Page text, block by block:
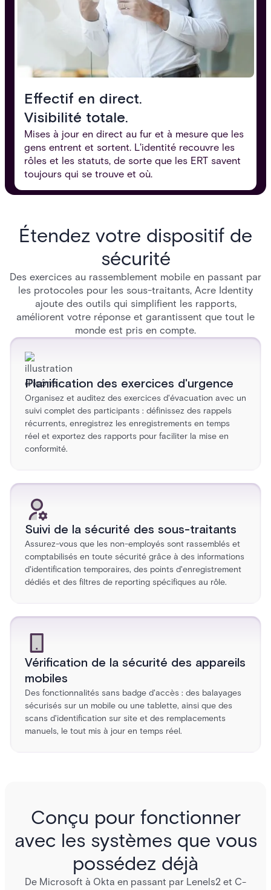
Effectif en direct.
Visibilité totale.
Mises à jour en direct au fur et à mesure que les
gens entrent et sortent. L'identité recouvre les
rôles et les statuts, de sorte que les ERT savent
toujours qui se trouve et où.
Étendez votre dispositif de
sécurité
Des exercices au rassemblement mobile en passant par
les protocoles pour les sous-traitants, Acre Identity
ajoute des outils qui simplifient les rapports,
améliorent votre réponse et garantissent que tout le
monde est pris en compte.
Planification des exercices d'urgence
Organisez et auditez des exercices d'évacuation avec un
suivi complet des participants : définissez des rappels
récurrents, enregistrez les enregistrements en temps
réel et exportez des rapports pour faciliter la mise en
conformité.
Suivi de la sécurité des sous-traitants
Assurez-vous que les non-employés sont rassemblés et
comptabilisés en toute sécurité grâce à des informations
d'identification temporaires, des points d'enregistrement
dédiés et des filtres de reporting spécifiques au rôle.
Vérification de la sécurité des appareils
mobiles
Des fonctionnalités sans badge d'accès : des balayages
sécurisés sur un mobile ou une tablette, ainsi que des
scans d'identification sur site et des remplacements
manuels, le tout mis à jour en temps réel.
Conçu pour fonctionner
avec les systèmes que vous
possédez déjà
De Microsoft à Okta en passant par Lenels2 et C-